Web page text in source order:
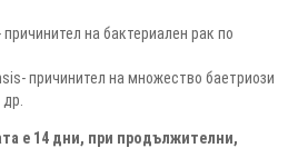
причинител на бактериален рак по
причинител на множество баетриози
е 14 дни, при продължителни,